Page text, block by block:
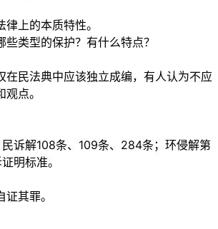
上的本质特性。
类型的保护？有什么特点？
在民法典中应该独立成编，有人认为不应
点。
诉解108条、109条、284条；环侵解第
明标准。
其罪。